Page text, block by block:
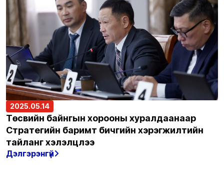
2025.05.14
Төсвийн байнгын хорооны хуралдаанаар
Стратегийн баримт бичгийн хэрэгжилтийн
тайланг хэлэлцлээ
Дэлгэрэнгүй